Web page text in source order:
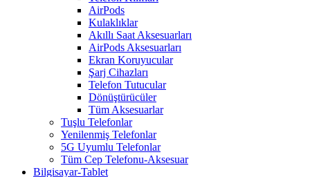
AirPods
Kulaklıklar
Akıllı Saat Aksesuarları
AirPods Aksesuarları
Ekran Koruyucular
Şarj Cihazları
Telefon Tutucular
Dönüştürücüler
Tüm Aksesuarlar
Tuşlu Telefonlar
Yenilenmiş Telefonlar
5G Uyumlu Telefonlar
Tüm Cep Telefonu-Aksesuar
Bilgisayar-Tablet